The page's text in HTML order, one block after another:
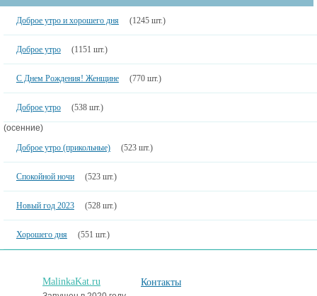
Доброе утро и хорошего дня (1245 шт.)
Доброе утро (1151 шт.)
С Днем Рождения! Женщине (770 шт.)
Доброе утро (538 шт.)
(осенние)
Доброе утро (прикольные)
(523 шт.)
Спокойной ночи (523 шт.)
Новый год 2023 (528 шт.)
Хорошего дня (551 шт.)
MalinkaKat.ru Контакты